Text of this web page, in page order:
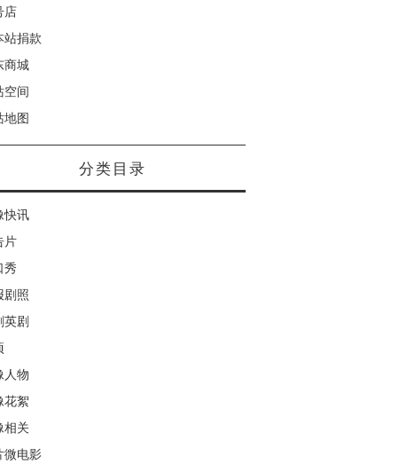
店
站捐款
商城
空间
地图
分类目录
快讯
片
秀
剧照
英剧
人物
花絮
相关
微电影